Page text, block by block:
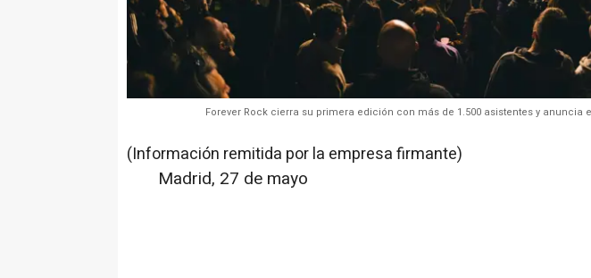
Forever Rock cierra su primera edición con más de 1.500 asistentes y anuncia
(Información remitida por la empresa firmante)
Madrid, 27 de mayo